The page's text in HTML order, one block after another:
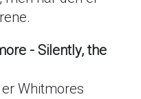
- Silently, the
Whitmores